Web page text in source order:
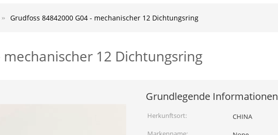
Grudfoss 84842000 G04 - mechanischer 12 Dichtungsring
12 Dichtungsring
Grundlegende Informationen
Herkunftsort:
CHINA